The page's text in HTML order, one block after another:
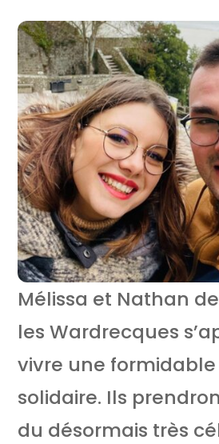
Mélissa et Nathan
les Wardrecques
vivre une
solidaire. Ils
du désormais très